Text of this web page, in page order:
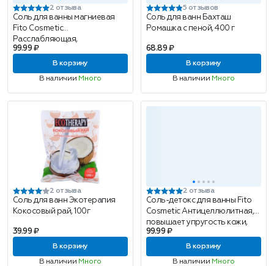
2 отзыва
Соль для ванны магниевая
Fito Cosmetic
Расслабляющая,
нормализует сон, 500 г
99.99 ₽
В корзину
В наличии Много
5 отзывов
Соль для ванн Бахташ
Ромашка с пеной, 400 г
68.89 ₽
В корзину
В наличии Много
2 отзыва
Соль для ванн Экотерапия
Кокосовый рай, 100г
39.99 ₽
В корзину
В наличии Много
2 отзыва
Соль-детокс для ванны Fito
Cosmetic Антицеллюлитная,
повышает упругость кожи,
500 г
99.99 ₽
В корзину
В наличии Много